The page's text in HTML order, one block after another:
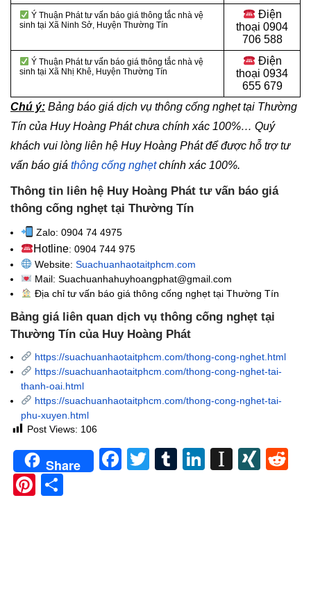
Ý Thuận Phát tư vấn báo giá thông tắc nhà vệ
sinh tại Xã Ninh Sở, Huyện Thường Tín
Điện
thoại 0904
706 588
Ý Thuận Phát tư vấn báo giá thông tắc nhà vệ
sinh tại Xã Nhị Khê, Huyện Thường Tín
Điện
thoại 0934
655 679
Chú ý: Bảng báo giá dịch vụ thông cống nghẹt tại Thường
Tín của Huy Hoàng Phát chưa chính xác 100%… Quý
khách vui lòng liên hệ Huy Hoàng Phát để được hỗ trợ tư
vấn báo giá thông cống nghẹtchính xác 100%.
Thông tin liên hệ Huy Hoàng Phát tư vấn báo giá
thông cống nghẹt tại Thường Tín
Zalo: 0904 74 4975
Hotline: 0904 744 975
Website: Suachuanhaotaitphcm.com
Mail: Suachuanhahuyhoangphat@gmail.com
Địa chỉ tư vấn báo giá thông cống nghẹttại Thường Tín
Bảng giá liên quan dịch vụ thông cống nghẹt tại
Thường Tín của Huy Hoàng Phát
https://suachuanhaotaitphcm.com/thong-cong-nghet.html
https://suachuanhaotaitphcm.com/thong-cong-nghet-tai-
thanh-oai.html
https://suachuanhaotaitphcm.com/thong-cong-nghet-tai-
phu-xuyen.html
Post Views: 106
Share Facebook
TwitterTumblrLinkedIn
Pinterest